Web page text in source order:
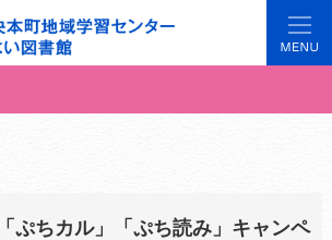
サイトでは地域の講座や施設をご案内しています。
や図書館の総合案内サイト
ぷちカル」「ぷち読み」キャンペ